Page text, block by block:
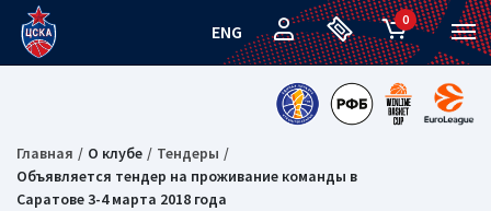
ENG
0
Главная О клубе
Тендеры
Объявляется тендер на проживание команды в
Саратове 3-4 марта 2018 года